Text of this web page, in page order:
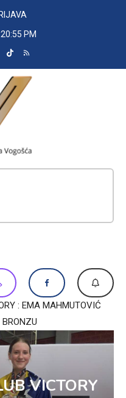
PM
: EMA MAHMUTOVIĆ
VICTORY